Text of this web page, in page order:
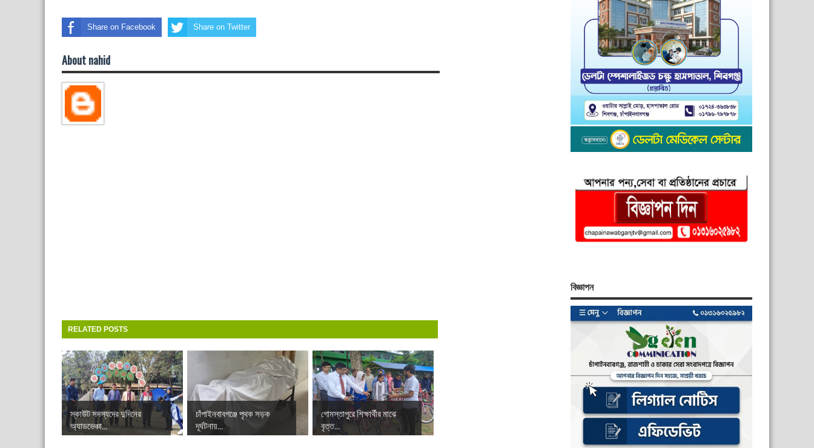
Share on Facebook Share on Twitter
About nahid
RELATED POSTS
স্কাউট সদস্যদের দুদিনের
অ্যাডভেঞ্চা...
চাঁপাইনবাবগঞ্জে পৃথক সড়ক
দূর্ঘটনায়...
গোমস্তাপুরে শিক্ষার্থীর মাঝে
বৃত্ত...
বিজ্ঞাপন